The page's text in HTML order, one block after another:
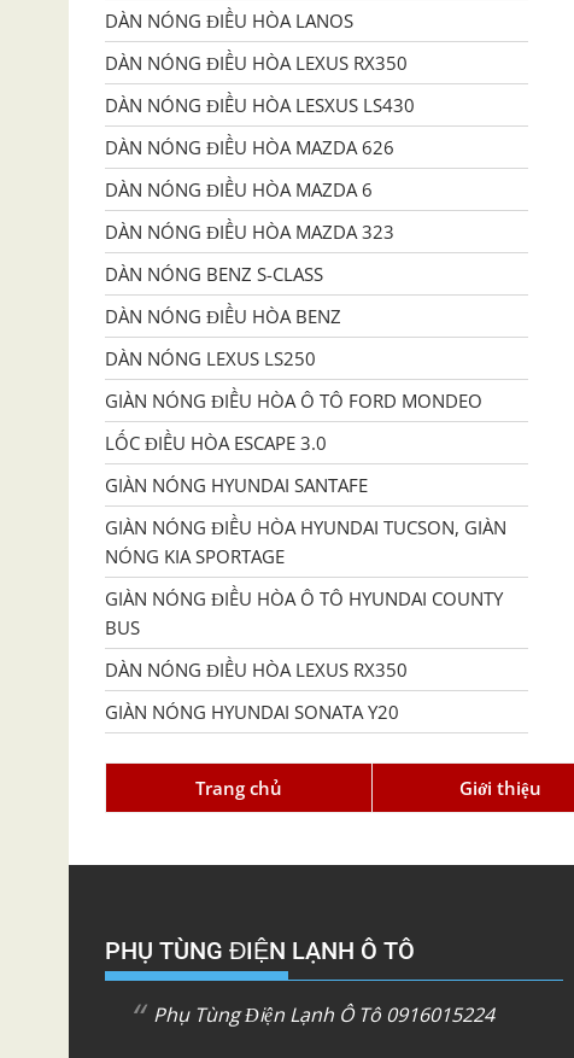
DÀN NÓNG ĐIỀU HÒA LANOS
DÀN NÓNG ĐIỀU HÒA LEXUS RX350
DÀN NÓNG ĐIỀU HÒA LESXUS LS430
DÀN NÓNG ĐIỀU HÒA MAZDA 626
DÀN NÓNG ĐIỀU HÒA MAZDA 6
DÀN NÓNG ĐIỀU HÒA MAZDA 323
DÀN NÓNG BENZ S-CLASS
DÀN NÓNG ĐIỀU HÒA BENZ
DÀN NÓNG LEXUS LS250
GIÀN NÓNG ĐIỀU HÒA Ô TÔ FORD MONDEO
LỐC ĐIỀU HÒA ESCAPE 3.0
GIÀN NÓNG HYUNDAI SANTAFE
GIÀN NÓNG ĐIỀU HÒA HYUNDAI TUCSON, GIÀN
NÓNG KIA SPORTAGE
GIÀN NÓNG ĐIỀU HÒA Ô TÔ HYUNDAI COUNTY
BUS
DÀN NÓNG ĐIỀU HÒA LEXUS RX350
GIÀN NÓNG HYUNDAI SONATA Y20
Trang chủ Giới thiệu
PHỤ TÙNG ĐIỆN LẠNH Ô TÔ
Phụ Tùng Điện Lạnh Ô Tô 0916015224